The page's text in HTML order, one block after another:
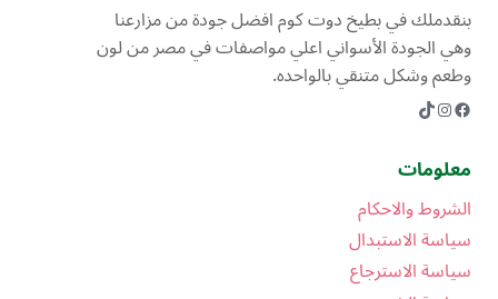
بنقدملك في بطيخ دوت كوم افضل جودة من مزارعنا
وهي الجودة الأسواني اعلي مواصفات في مصر من لون
وطعم وشكل متنقي بالواحده.
Facebook
Instagram
TikTok
معلومات
الشروط والاحكام
سياسة الاستبدال
سياسة الاسترجاع